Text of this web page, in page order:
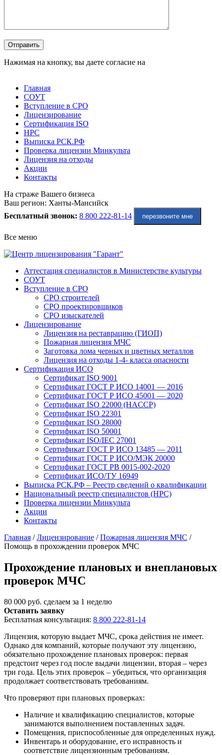
Оставьте это поле пустым.
Отправить
Нажимая на кнопку, вы даете согласие на
Главная
СОУТ
Вступление в СРО
Лицензирование
Сертификация ISO
НРС
Выписка РСК.РФ
Проверка лицензии Минкульта
Лицензия на отходы
Акции
Контакты
На страже Вашего бизнеса
Ваш регион: Ханты-Мансийск
Бесплатный звонок: 8 800 222-81-14 перезвоните мне
Все меню
Аттестация специалистов в Министерстве культуры
СОУТ
Вступление в СРО
СРО строителей
СРО проектировщиков
СРО изыскателей
Лицензирование
Лицензия на реставрацию (ГИОП)
Пожарная лицензия МЧС
Заготовка лома черных и цветных металлов
Лицензия на отходы 1-4- класса опасности
Сертификация ИСО
Сертификат ISO 9001
Сертификат ГОСТ Р ИСО 14001 — 2016
Сертификат ГОСТ Р ИСО 45001 — 2020
Сертификат ISO 22000 (HACCP)
Сертификат ISO 22301
Сертификат ISO 28000
Сертификат ISO 50001
Сертификат ISO/IEC 27001
Сертификат ГОСТ Р ИСО 13485 — 2011
Сертификат ГОСТ Р ИСО/МЭК 20000
Сертификат ГОСТ РВ 0015-002-2020
Сертификат ИСО/ТУ 16949
Выписка РСК.РФ – Реестр сведений о квалификации
Национальный реестр специалистов (НРС)
Проверка лицензии Минкульта
Акции
Контакты
Главная /Лицензирование /Пожарная лицензия МЧС /
Помощь в прохождении проверок МЧС
Прохождение плановых и внеплановых
проверок МЧС
80 000 руб. сделаем за 1 неделю
Оставить заявку
Бесплатная консультация: 8 800 222-81-14
Лицензия, которую выдает МЧС, срока действия не имеет.
Однако для компаний, которые получают эту лицензию,
обязательно прохождение плановых проверок: первая
предстоит через год после выдачи лицензии, вторая – через
три года. Цель этих проверок – убедиться, что организация
продолжает соответствовать требованиям.
Что проверяют при плановых проверках:
Наличие и квалификацию специалистов, которые
занимаются выполнением поставленных задач.
Помещения, приспособленные для определенных нужд.
Инвентарь и оборудование, его исправность и
соответствие лицензионным требованиям.